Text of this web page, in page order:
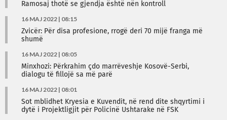
Ramosaj thotë se gjendja është nën kontroll
16 MAJ 2022 | 08:15
Zvicër: Për disa profesione, rrogë deri 70 mijë franga më
shumë
16 MAJ 2022 | 08:05
Minxhozi: Përkrahim çdo marrëveshje Kosovë-Serbi,
dialogu të fillojë sa më parë
16 MAJ 2022 | 08:01
Sot mblidhet Kryesia e Kuvendit, në rend dite shqyrtimi i
dytë i Projektligjit për Policinë Ushtarake në FSK